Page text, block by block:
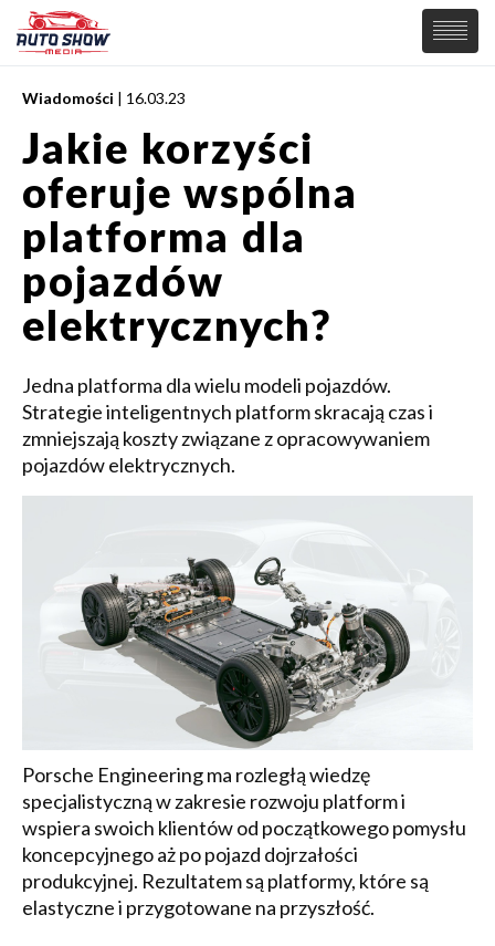
PREMIERY
SAMOCHODY
Wiadomości
Supersamochody
Samochody Koncepcyjne
Tuning
Elektryczne
MOTORSPORT
Wiadomości | 16.03.23
Jakie korzyści
oferuje wspólna
platforma dla
pojazdów
elektrycznych?
Jedna platforma dla wielu modeli pojazdów.
Strategie inteligentnych platform skracają czas i
zmniejszają koszty związane z opracowywaniem
pojazdów elektrycznych.
Porsche Engineering ma rozległą wiedzę
specjalistyczną w zakresie rozwoju platform i
wspiera swoich klientów od początkowego pomysłu
koncepcyjnego aż po pojazd dojrzałości
produkcyjnej. Rezultatem są platformy, które są
elastyczne i przygotowane na przyszłość.